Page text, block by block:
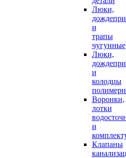
Люки,
и
трапы
чугунные
Люки,
и
колодцы
Воронки,
лотки
и
Клапаны